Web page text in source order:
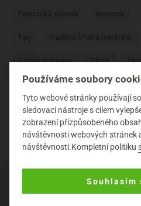
Psychická pohoda Recenze
Tipy Tradiční čínská medicína
Zdravé potraviny Zdraví
Používáme soubory
Tyto webové stránky používají
sledovací nástroje s cílem
zobrazení přizpůsobeného
návštěvnosti webových stránek
návštěvnosti.Kompletní politiku
Souhlasím